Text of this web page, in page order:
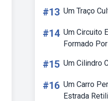
#13 Um Traço
#14 Um Circuito
Formado
#15 Um Cilindro
#16 Um Carro
Estrada